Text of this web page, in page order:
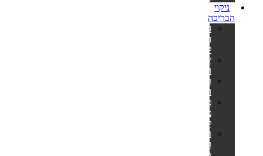
ניקוי
הבריכה
חומרי
חיטוי
לבריכה
שואבים
וסקימרים
רובוטים
ושואבים
מערכות
מלח
לבריכה
רשתות
ומוטות